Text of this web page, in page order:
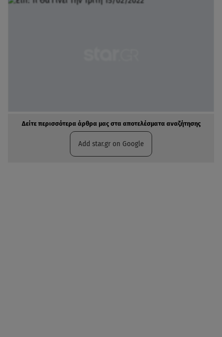
Δείτε περισσότερα άρθρα μας στα αποτελέσματα αναζήτησης
Add star.gr on Google